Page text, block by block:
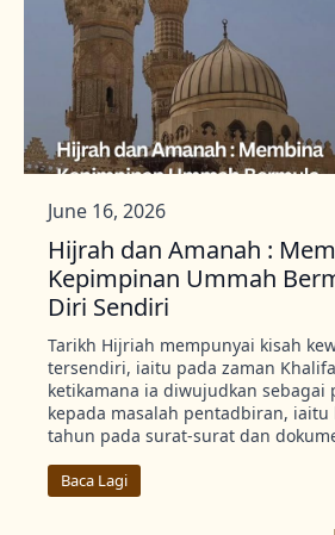
Hijrah dan Amanah :
Kepimpinan Ummah
Diri Sendiri
June 16, 2026
Tarikh Hijriah mempunyai kisah
tersendiri, iaitu pada zaman
ketikamana ia diwujudkan sebagai
kepada masalah pentadbiran, iaitu
tahun pada surat-surat dan
Baca Lagi